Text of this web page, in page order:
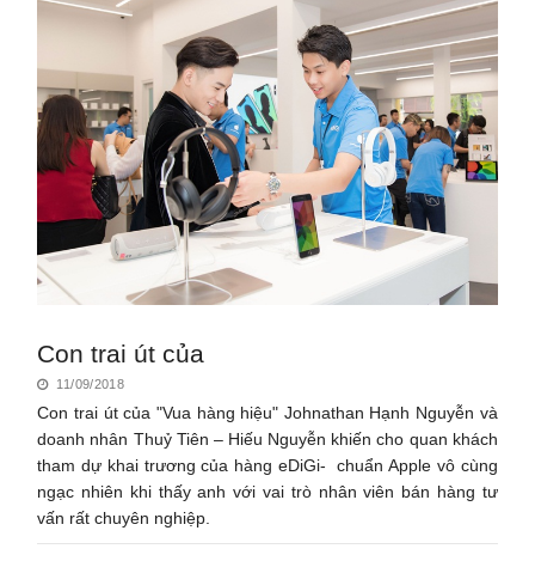
Con trai út của
11/09/2018
Con trai út của "Vua hàng hiệu" Johnathan Hạnh Nguyễn và
doanh nhân Thuỷ Tiên – Hiếu Nguyễn khiến cho quan khách
tham dự khai trương của hàng eDiGi- chuẩn Apple vô cùng
ngạc nhiên khi thấy anh với vai trò nhân viên bán hàng tư
vấn rất chuyên nghiệp.